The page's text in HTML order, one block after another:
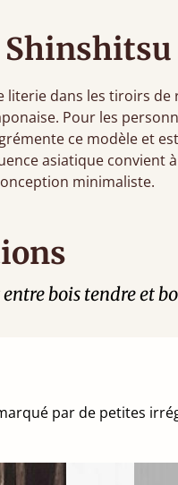
Shinshitsu
literie dans les tiroirs de
Pour les
ce modèle et
asiatique convient
minimaliste.
bois tendre et
par de petites